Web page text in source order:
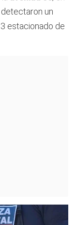
detectaron un
estacionado de